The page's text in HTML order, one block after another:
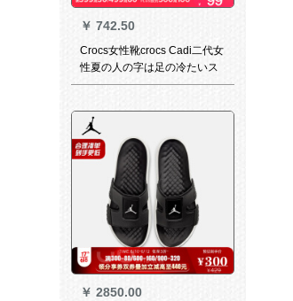
￥ 742.50
Crocs女性靴crocs Cadi二代女
性夏の人の字は足の冷たいス
プリッパを挟みます。
￥ 2850.00